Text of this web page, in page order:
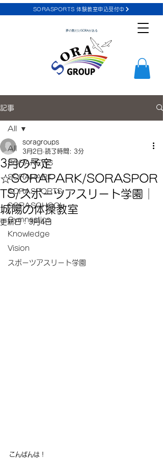
SORASPORTS 体験教室申込受付中
夢の数だけSORAがある
記事
All
SORANEWS
SORAPARK
SORASPORTS
SORASCHOOL
Gymnastics
Knowledge
Vision
スポーツアスリート学園
All
3月の予定
☆SORAPARK/SORASPOR
TS/スポーツアスリート学園│
城陽の体操教室
soragroups
3月2日 読了時間: 3分
更新日：3月4日
こんばんは！